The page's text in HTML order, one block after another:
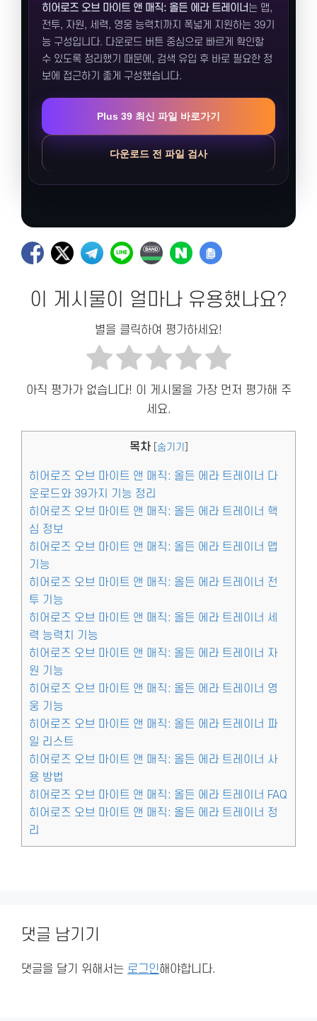
히어로즈 오브 마이트 앤 매직: 올든 에라 트레이너는 맵,
전투, 자원, 세력, 영웅 능력치까지 폭넓게 지원하는 39기
능 구성입니다. 다운로드 버튼 중심으로 빠르게 확인할
수 있도록 정리했기 때문에, 검색 유입 후 바로 필요한 정
보에 접근하기 좋게 구성했습니다.
Plus 39 최신 파일 바로가기
다운로드 전 파일 검사
이 게시물이 얼마나 유용했나요?
별을 클릭하여 평가하세요!
아직 평가가 없습니다! 이 게시물을 가장 먼저 평가해 주
세요.
목차 숨기기
히어로즈 오브 마이트 앤 매직: 올든 에라 트레이너 다
운로드와 39가지 기능 정리
히어로즈 오브 마이트 앤 매직: 올든 에라 트레이너 핵
심 정보
히어로즈 오브 마이트 앤 매직: 올든 에라 트레이너 맵
기능
히어로즈 오브 마이트 앤 매직: 올든 에라 트레이너 전
투 기능
히어로즈 오브 마이트 앤 매직: 올든 에라 트레이너 세
력 능력치 기능
히어로즈 오브 마이트 앤 매직: 올든 에라 트레이너 자
원 기능
히어로즈 오브 마이트 앤 매직: 올든 에라 트레이너 영
웅 기능
히어로즈 오브 마이트 앤 매직: 올든 에라 트레이너 파
일 리스트
히어로즈 오브 마이트 앤 매직: 올든 에라 트레이너 사
용 방법
히어로즈 오브 마이트 앤 매직: 올든 에라 트레이너 FAQ
히어로즈 오브 마이트 앤 매직: 올든 에라 트레이너 정
리
댓글 남기기
댓글을 달기 위해서는 로그인해야합니다.